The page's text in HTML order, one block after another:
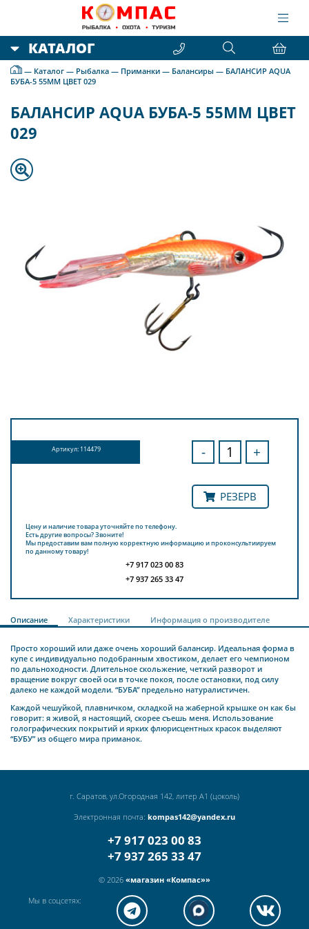
КАТАЛОГ
— Каталог — Рыбалка — Приманки — Балансиры — БАЛАНСИР AQUA
БУБА-5 55MM ЦВЕТ 029
БАЛАНСИР AQUA БУБА-5 55MM ЦВЕТ
029
Артикул: 114479 - +
РЕЗЕРВ
Цену и наличие товара уточняйте по телефону.
Есть другие вопросы? Звоните!
Мы предоставим вам полную корректную информацию и проконсультиируем
по данному товару!
+7 917 023 00 83
+7 937 265 33 47
Описание Характеристики Информация о производителе
Просто хороший или даже очень хороший балансир. Идеальная форма в
купе с индивидуально подобранным хвостиком, делает его чемпионом
по дальноходности. Длительное скольжение, четкий разворот и
вращение вокруг своей оси в точке покоя, после остановки, под силу
далеко не каждой модели. “БУБА” предельно натуралистичен.
Каждой чешуйкой, плавничком, складкой на жаберной крышке он как бы
говорит: я живой, я настоящий, скорее съешь меня. Использование
голографических покрытий и ярких флюрисцентных красок выделяют
“БУБУ” из общего мира приманок.
г. Саратов, ул.Огородная 142, литер А1 (цоколь)
Электронная почта: kompas142@yandex.ru
+7 917 023 00 83
+7 937 265 33 47
© 2026 «магазин «Компас»»
Мы в соцсетях: